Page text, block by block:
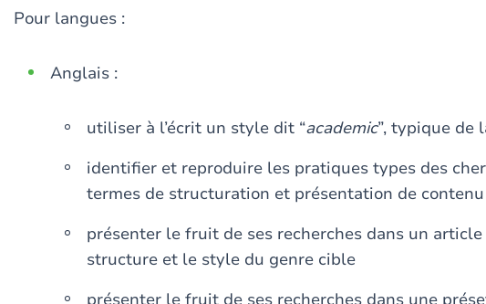
Pour langues :
Anglais :
utiliser à l’écrit un style dit “academic”, typique de
identifier et reproduire les pratiques types des
termes de structuration et présentation de
présenter le fruit de ses recherches dans un
structure et le style du genre cible
présenter le fruit de ses recherches dans une